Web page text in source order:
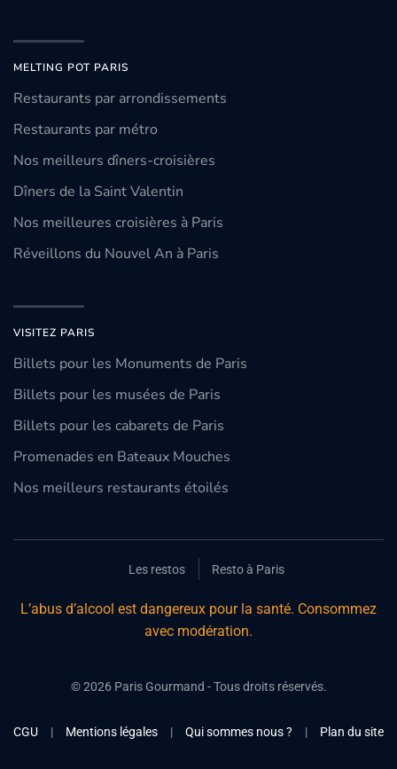
MELTING POT PARIS
Restaurants par arrondissements
Restaurants par métro
Nos meilleurs dîners-croisières
Dîners de la Saint Valentin
Nos meilleures croisières à Paris
Réveillons du Nouvel An à Paris
VISITEZ PARIS
Billets pour les Monuments de Paris
Billets pour les musées de Paris
Billets pour les cabarets de Paris
Promenades en Bateaux Mouches
Nos meilleurs restaurants étoilés
Les restos Resto à Paris
L’abus d’alcool est dangereux pour la santé. Consommez
avec modération.
©2026Paris Gourmand - Tous droits réservés.
CGU | Mentions légales | Qui sommes nous ? | Plan du site